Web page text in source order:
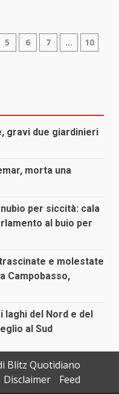
5 6 7 …
10
gravi due giardinieri
morta una
per siccità: cala
al buio per
e molestate
Campobasso,
laghi del Nord e del
al Sud
Blitz Quotidiano
Disclaimer Feed